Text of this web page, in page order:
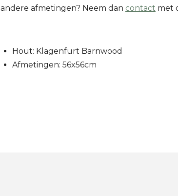
andere afmetingen? Neem dan contact met
Hout: Klagenfurt Barnwood
Afmetingen: 56x56cm